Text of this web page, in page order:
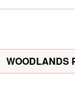
WOODLANDS